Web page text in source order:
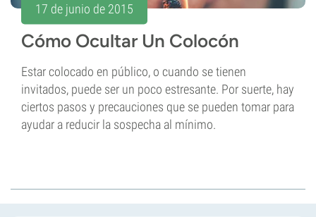
17 de junio de 2015
Cómo Ocultar Un Colocón
Estar colocado en público, o cuando se tienen
invitados, puede ser un poco estresante. Por suerte, hay
ciertos pasos y precauciones que se pueden tomar para
ayudar a reducir la sospecha al mínimo.